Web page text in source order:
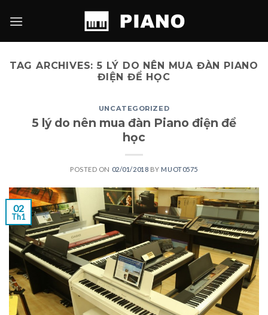
TAG ARCHIVES:5 LÝ DO NÊN MUA ĐÀN PIANO
ĐIỆN ĐỂ HỌC
UNCATEGORIZED
5 lý do nên mua đàn Piano điện để
học
POSTED ON 02/01/2018 BY MUOT0575
02
Th1